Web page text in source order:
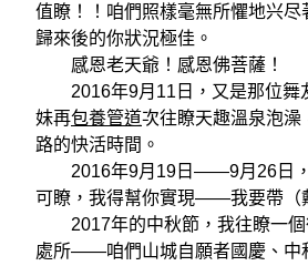
值瞭！！咱們照樣毫無所懼地兴
歸來後的你狀況極佳。
感恩老天爺！感恩佛菩薩！
2016年9月11日，又是那位舞友
妹再包養管道次往瞭天趣溫泉泡
路的快活時間。
2016年9月19日——9月26日，
可瞭，我得幫你實現——我要帶（
2017年的中秋節，我往瞭一個
處所——咱們山城自願者國慶、中